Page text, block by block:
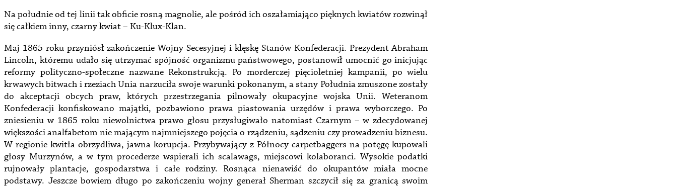
Na południe od tej linii tak obficie rosną magnolie, ale pośród ich oszałamiająco pięknych kwiatów rozwinął
się całkiem inny, czarny kwiat – Ku-Klux-Klan.
Maj 1865 roku przyniósł zakończenie Wojny Secesyjnej i klęskę Stanów Konfederacji. Prezydent Abraham
Lincoln, któremu udało się utrzymać spójność organizmu państwowego, postanowił umocnić go inicjując
reformy polityczno-społeczne nazwane Rekonstrukcją. Po morderczej pięcioletniej kampanii, po wielu
krwawych bitwach i rzeziach Unia narzuciła swoje warunki pokonanym, a stany Południa zmuszone zostały
do akceptacji obcych praw, których przestrzegania pilnowały okupacyjne wojska Unii. Weteranom
Konfederacji konfiskowano majątki, pozbawiono prawa piastowania urzędów i prawa wyborczego. Po
zniesieniu w 1865 roku niewolnictwa prawo głosu przysługiwało natomiast Czarnym – w zdecydowanej
większości analfabetom nie mającym najmniejszego pojęcia o rządzeniu, sądzeniu czy prowadzeniu biznesu.
W regionie kwitła obrzydliwa, jawna korupcja. Przybywający z Północy carpetbaggers na potęgę kupowali
głosy Murzynów, a w tym procederze wspierali ich scalawags, miejscowi kolaboranci. Wysokie podatki
rujnowały plantacje, gospodarstwa i całe rodziny. Rosnąca nienawiść do okupantów miała mocne
podstawy. Jeszcze bowiem długo po zakończeniu wojny generał Sherman szczycił się za granicą swoim